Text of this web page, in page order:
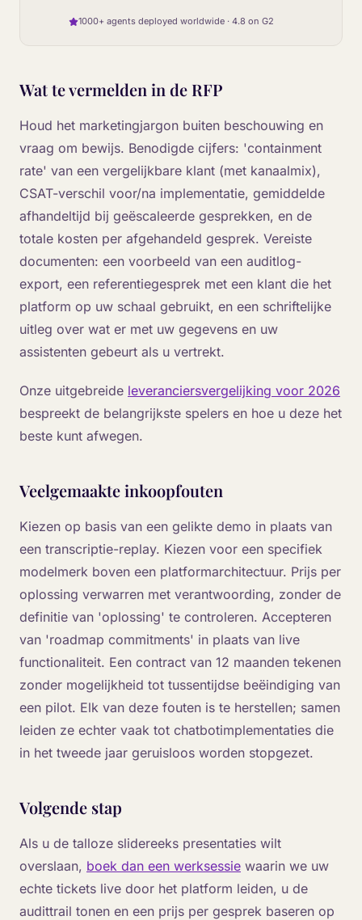
1000+ agents deployed worldwide · 4.8 on G2
Wat te vermelden in de RFP
Houd het marketingjargon buiten beschouwing en
vraag om bewijs. Benodigde cijfers: 'containment
rate' van een vergelijkbare klant (met kanaalmix),
CSAT-verschil voor/na implementatie, gemiddelde
afhandeltijd bij geëscaleerde gesprekken, en de
totale kosten per afgehandeld gesprek. Vereiste
documenten: een voorbeeld van een auditlog-
export, een referentiegesprek met een klant die het
platform op uw schaal gebruikt, en een schriftelijke
uitleg over wat er met uw gegevens en uw
assistenten gebeurt als u vertrekt.
Onze uitgebreide leveranciersvergelijking voor 2026
bespreekt de belangrijkste spelers en hoe u deze het
beste kunt afwegen.
Veelgemaakte inkoopfouten
Kiezen op basis van een gelikte demo in plaats van
een transcriptie-replay. Kiezen voor een specifiek
modelmerk boven een platformarchitectuur. Prijs per
oplossing verwarren met verantwoording, zonder de
definitie van 'oplossing' te controleren. Accepteren
van 'roadmap commitments' in plaats van live
functionaliteit. Een contract van 12 maanden tekenen
zonder mogelijkheid tot tussentijdse beëindiging van
een pilot. Elk van deze fouten is te herstellen; samen
leiden ze echter vaak tot chatbotimplementaties die
in het tweede jaar geruisloos worden stopgezet.
Volgende stap
Als u de talloze slidereeks presentaties wilt
overslaan, boek dan een werksessie waarin we uw
echte tickets live door het platform leiden, u de
audittrail tonen en een prijs per gesprek baseren op